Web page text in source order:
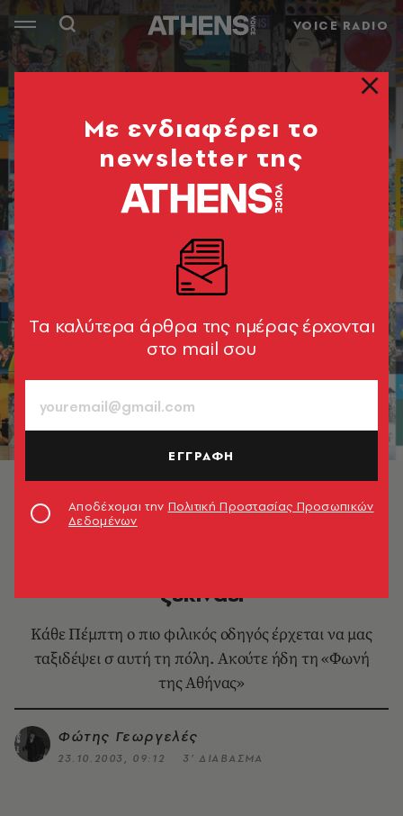
VOICE RADIO
ξεκινάει
Κάθε Πέμπτη ο πιο φιλικός οδηγός έρχεται να μας
ταξιδέψει σ αυτή τη πόλη. Ακούτε ήδη τη «Φωνή
της Αθήνας»
Φώτης Γεωργελές
23.10.2003, 09:12 3’ ΔΙΑΒΑΣΜΑ
Mε ενδιαφέρει το
newsletter της
Tα καλύτερα άρθρα της ημέρας έρχονται
στο mail σου
ΕΓΓΡΑΦΗ
Αποδέχομαι την Πολιτική Προστασίας Προσωπικών
Δεδομένων